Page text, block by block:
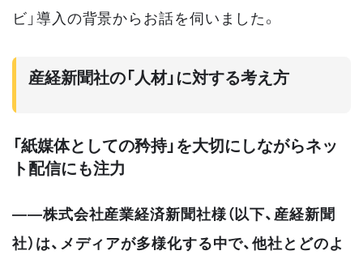
ビ」導入の背景からお話を伺いました。
産経新聞社の「人材」に対する考え方
「紙媒体としての矜持」を大切にしながらネッ
ト配信にも注力
——株式会社産業経済新聞社様（以下、産経新聞
社）は、メディアが多様化する中で、他社とどのよ